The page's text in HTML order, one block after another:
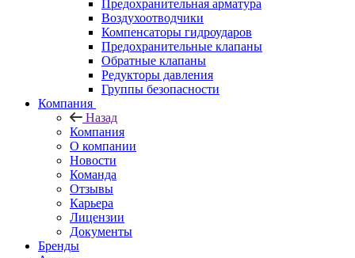
Предохранительная арматура
Воздухоотводчики
Компенсаторы гидроударов
Предохранительные клапаны
Обратные клапаны
Редукторы давления
Группы безопасности
Компания
Назад
Компания
О компании
Новости
Команда
Отзывы
Карьера
Лицензии
Документы
Бренды